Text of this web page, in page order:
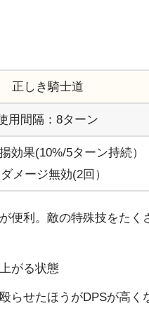
正しき騎士道
用間隔：8ターン
効果(10%/5ターン持続）
メージ無効(2回）
便利。敵の特殊技をたく
がる状態
らせたほうがDPSが高く